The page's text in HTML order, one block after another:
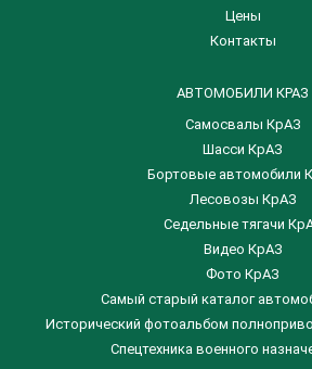
Цены
Контакты
АВТОМОБИЛИ КРАЗ
Самосвалы КрАЗ
Шасси КрАЗ
Бортовые автомобили
Лесовозы КрАЗ
Седельные тягачи
Видео КрАЗ
Фото КрАЗ
Самый старый каталог
Исторический фотоальбом
Спецтехника военного